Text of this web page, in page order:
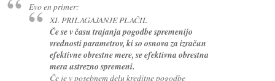
Evo en primer:
XI. PRILAGAJANJE PLAČIL
Če se v času trajanja pogodbe spremenijo
vrednosti parametrov, ki so osnova za izračun
efektivne obrestne mere, se efektivna obrestna
mera ustrezno spremeni.
Če je v posebnem delu kreditne pogodbe